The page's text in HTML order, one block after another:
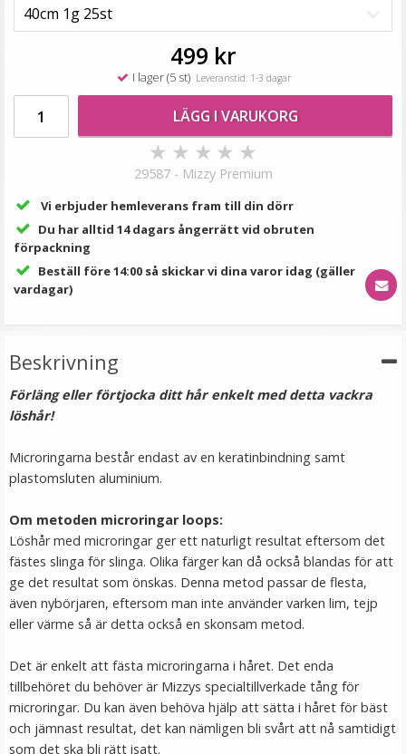
249 kr
LÄGG I VARUKORG
Platt tång för isättning av microringar - Svart
199 kr
LÄGG I VARUKORG
Mizzy Tangler brush - Blå
499 kr
I lager (5 st) Leveranstid: 1-3 dagar
LÄGG I VARUKORG
★ ★ ★ ★ ★
29587 - Mizzy Premium
Vi erbjuder hemleverans fram till din dörr
Du har alltid 14 dagars ångerrätt vid obruten
förpackning
Beställ före 14:00 så skickar vi dina varor idag (gäller
vardagar)
Beskrivning
Förläng eller förtjocka ditt hår enkelt med detta vackra
löshår!
Microringarna består endast av en keratinbindning samt
plastomsluten aluminium.
Om metoden microringar loops:
Löshår med microringar ger ett naturligt resultat eftersom det
fästes slinga för slinga. Olika färger kan då också blandas för att
ge det resultat som önskas. Denna metod passar de flesta,
även nybörjaren, eftersom man inte använder varken lim, tejp
eller värme så är detta också en skonsam metod.
Det är enkelt att fästa microringarna i håret. Det enda
tillbehöret du behöver är Mizzys specialtillverkade tång för
microringar. Du kan även behöva hjälp att sätta i håret för bäst
och jämnast resultat, det kan nämligen bli svårt att nå samtidigt
som det ska bli rätt isatt.